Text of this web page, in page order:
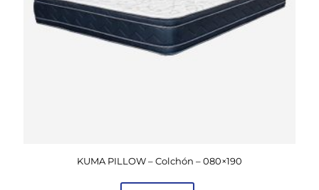
KUMA PILLOW – Colchón – 080×190